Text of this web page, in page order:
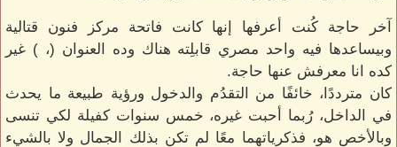
آخر حاجة كُنت أعرفها إنها كانت فاتحة مركز فنون قتالية
وبيساعدها فيه واحد مصري قابلِته هناك وده العنوان (، ) غير
كده انا معرفش عنها حاجة.
كان مترددًا، خائفًا من التقدُم والدخول ورؤية طبيعة ما يحدث
في الداخل، رُبما أحبت غيره، خمس سنوات كفيلة لكي تنسى
وبالأخص هو، فذكرياتهما معًا لم تكن بذلك الجمال ولا بالشيء